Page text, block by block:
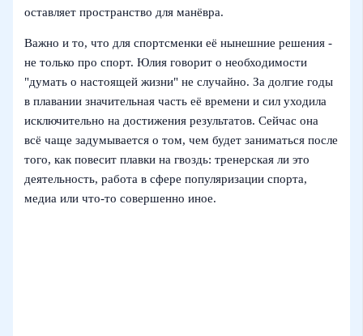
оставляет пространство для манёвра.
Важно и то, что для спортсменки её нынешние решения -
не только про спорт. Юлия говорит о необходимости
"думать о настоящей жизни" не случайно. За долгие годы
в плавании значительная часть её времени и сил уходила
исключительно на достижения результатов. Сейчас она
всё чаще задумывается о том, чем будет заниматься после
того, как повесит плавки на гвоздь: тренерская ли это
деятельность, работа в сфере популяризации спорта,
медиа или что‑то совершенно иное.